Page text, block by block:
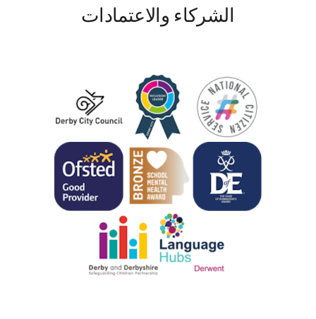
الشركاء والاعتمادات